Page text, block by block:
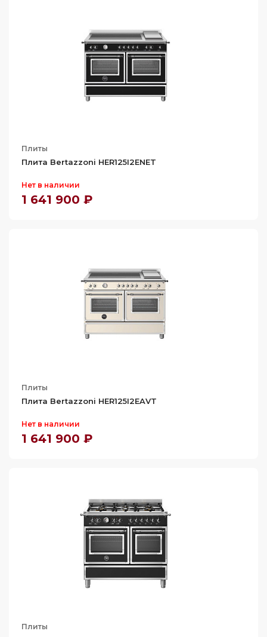
Плиты
Плита Bertazzoni HER125I2ENET
Нет в наличии
1 641 900 ₽
Плиты
Плита Bertazzoni HER125I2EAVT
Нет в наличии
1 641 900 ₽
Плиты